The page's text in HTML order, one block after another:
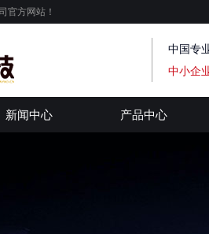
官方网站！
中国专
中小企
新闻中心 产品中心